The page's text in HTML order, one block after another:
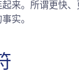
来。所谓更快
实。